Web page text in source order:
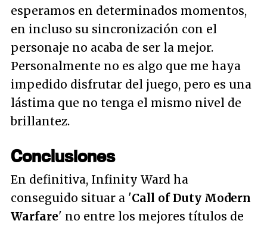
esperamos en determinados momentos,
en incluso su sincronización con el
personaje no acaba de ser la mejor.
Personalmente no es algo que me haya
impedido disfrutar del juego, pero es una
lástima que no tenga el mismo nivel de
brillantez.
Conclusiones
En definitiva, Infinity Ward ha
conseguido situar a 'Call of Duty Modern
Warfare' no entre los mejores títulos de